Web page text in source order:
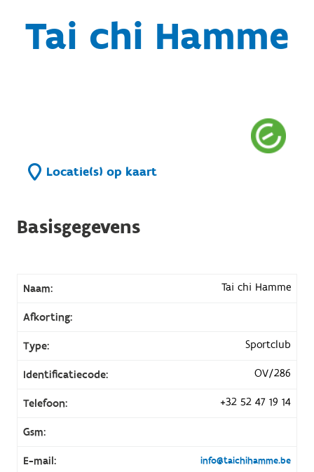
Tai chi Hamme
Locatie(s) op kaart
Basisgegevens
Naam: Tai chi Hamme
Afkorting:
Type: Sportclub
Identificatiecode: OV/286
Telefoon: +32 52 47 19 14
Gsm:
E-mail: info@taichihamme.be